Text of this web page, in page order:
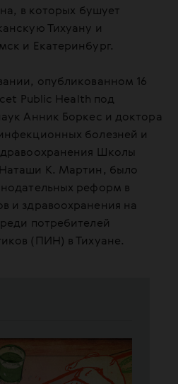
в которых бушует
Тихуану и
и Екатеринбург.
опубликованном 16
Public Health под
Анник Боркес и доктора
болезней и
Школы
К. Мартин, было
реформ в
и здравоохранения на
потребителей
(ПИН) в Тихуане.